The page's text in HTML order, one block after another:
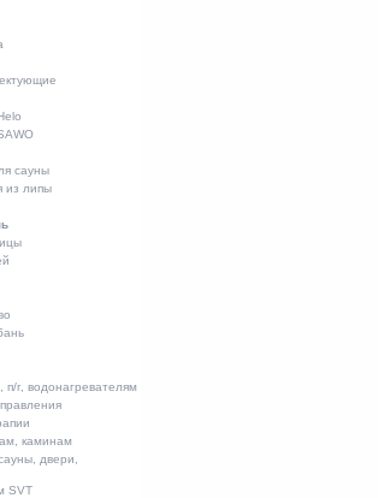
сауны
из липы
п/г, водонагревателям
каминам
двери,
SVT